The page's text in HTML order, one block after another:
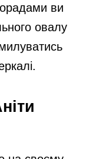
ви
овалу